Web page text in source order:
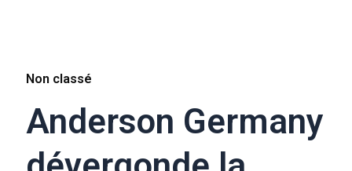
Non classé
Anderson Germany